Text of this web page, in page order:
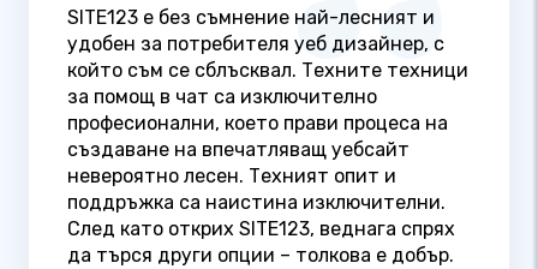
SITE123 е без съмнение най-лесният и
удобен за потребителя уеб дизайнер, с
който съм се сблъсквал. Техните техници
за помощ в чат са изключително
професионални, което прави процеса на
създаване на впечатляващ уебсайт
невероятно лесен. Техният опит и
поддръжка са наистина изключителни.
След като открих SITE123, веднага спрях
да търся други опции – толкова е добър.